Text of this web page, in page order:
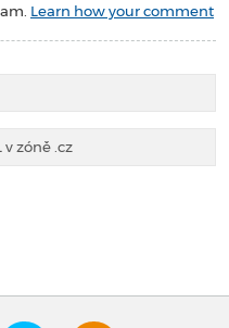
Learn how your comment
zóně .cz